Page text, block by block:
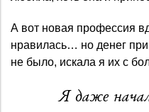
А вот новая профессия
нравилась… но денег
не было, искала я их с
Я даже